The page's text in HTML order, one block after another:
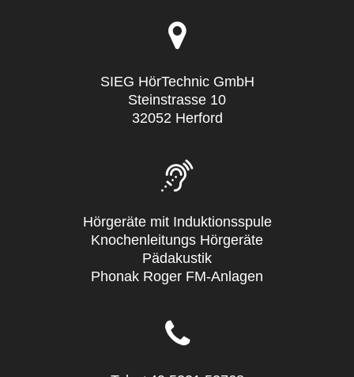
SIEG HörTechnic GmbH
Steinstrasse 10
32052 Herford
Hörgeräte mit Induktionsspule
Knochenleitungs Hörgeräte
Pädakustik
Phonak Roger FM-Anlagen